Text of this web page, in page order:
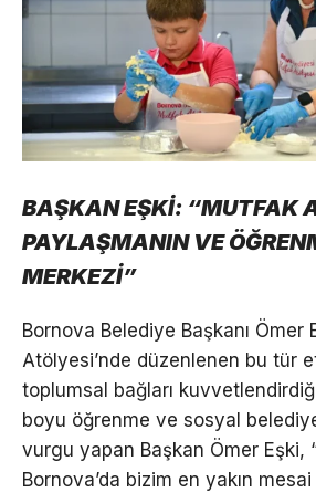
BAŞKAN EŞKİ: “MUTFAK
PAYLAŞMANIN VE
MERKEZİ”
Bornova Belediye Başkanı Ömer
Atölyesi’nde düzenlenen bu tür
toplumsal bağları
boyu öğrenme ve sosyal
vurgu yapan Başkan Ömer Eşki,
Bornova’da bizim en yakın mesai